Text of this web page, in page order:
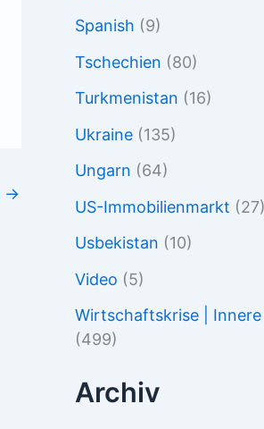
→
Spanish (9)
Tschechien (80)
Turkmenistan (16)
Ukraine (135)
Ungarn (64)
US-Immobilienmarkt (27)
Usbekistan (10)
Video (5)
Wirtschaftskrise |
(499)
Archiv